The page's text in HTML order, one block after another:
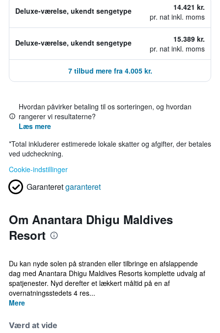
Deluxe-værelse, ukendt sengetype
14.421 kr.
pr. nat inkl. moms
Deluxe-værelse, ukendt sengetype
15.389 kr.
pr. nat inkl. moms
7 tilbud mere fra 4.005 kr.
Hvordan påvirker betaling til os sorteringen, og hvordan
rangerer vi resultaterne?
Læs mere
*Total inkluderer estimerede lokale skatter og afgifter, der betales
ved udcheckning.
Cookie-indstillinger
Garanteretgaranteret
Om Anantara Dhigu Maldives
Resort
Du kan nyde solen på stranden eller tilbringe en afslappende
dag med Anantara Dhigu Maldives Resorts komplette udvalg af
spatjenester. Nyd derefter et lækkert måltid på en af
overnatningsstedets 4 res...
Mere
Værd at vide